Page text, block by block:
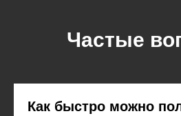
Частые
Как быстро можно